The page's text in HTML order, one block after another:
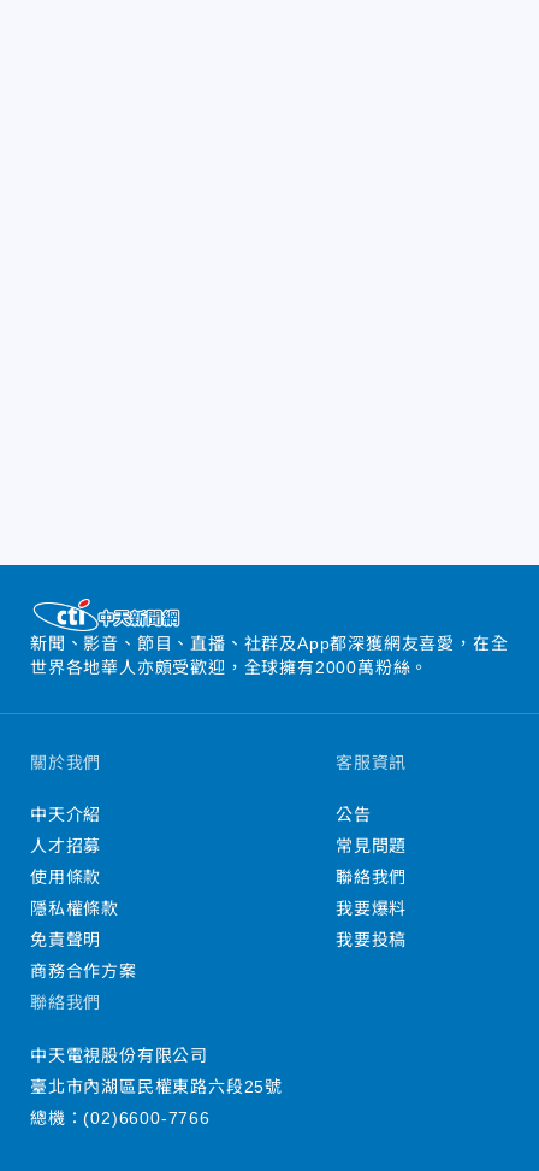
新聞、影音、節目、直播、社群及App都深獲網友喜愛，在全
世界各地華人亦頗受歡迎，全球擁有2000萬粉絲。
關於我們
中天介紹
人才招募
使用條款
隱私權條款
免責聲明
商務合作方案
客服資訊
公告
常見問題
聯絡我們
我要爆料
我要投稿
聯絡我們
中天電視股份有限公司
臺北市內湖區民權東路六段25號
總機：(02)6600-7766